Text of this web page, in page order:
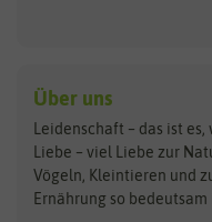
Kräutersamen
Obstsamen
Pilzbrut
Rasensamen
Steckzwiebeln
Benary
Bingenheimer Saatgut
Bionana
Über uns
Leidenschaft – das ist
Liebe – viel Liebe zur
Vögeln, Kleintieren und
Ernährung so bedeutsam